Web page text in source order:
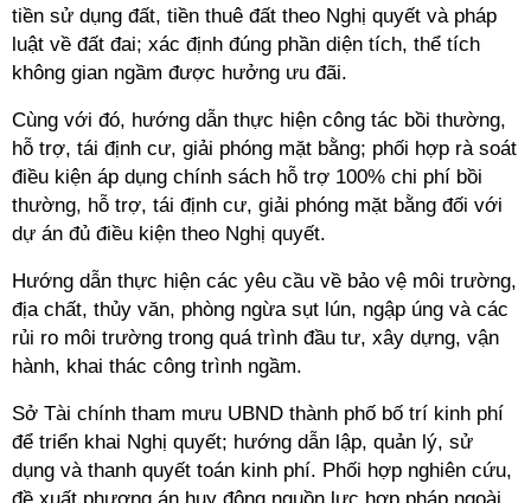
tiền sử dụng đất, tiền thuê đất theo Nghị quyết và pháp
luật về đất đai; xác định đúng phần diện tích, thể tích
không gian ngầm được hưởng ưu đãi.
Cùng với đó, hướng dẫn thực hiện công tác bồi thường,
hỗ trợ, tái định cư, giải phóng mặt bằng; phối hợp rà soát
điều kiện áp dụng chính sách hỗ trợ 100% chi phí bồi
thường, hỗ trợ, tái định cư, giải phóng mặt bằng đối với
dự án đủ điều kiện theo Nghị quyết.
Hướng dẫn thực hiện các yêu cầu về bảo vệ môi trường,
địa chất, thủy văn, phòng ngừa sụt lún, ngập úng và các
rủi ro môi trường trong quá trình đầu tư, xây dựng, vận
hành, khai thác công trình ngầm.
Sở Tài chính tham mưu UBND thành phố bố trí kinh phí
để triển khai Nghị quyết; hướng dẫn lập, quản lý, sử
dụng và thanh quyết toán kinh phí. Phối hợp nghiên cứu,